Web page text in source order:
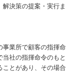
決策の提案・実行ま
事業所で顧客の指揮命
社の指揮命令のもと
ことがあり、その場合